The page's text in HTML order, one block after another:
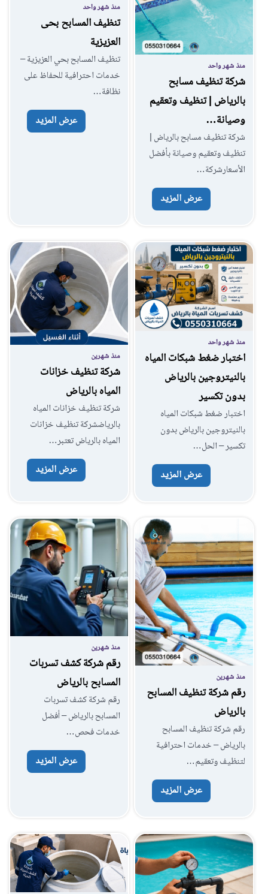
منذ شهر واحد
شركة تنظيف مسابح
بالرياض | تنظيف وتعقيم
وصيانة…
شركة تنظيف مسابح بالرياض |
تنظيف وتعقيم وصيانة بأفضل
الأسعارشركة…
عرض المزيد
منذ شهر واحد
تنظيف المسابح بحى
العزيزية
تنظيف المسابح بحي العزيزية –
خدمات احترافية للحفاظ على
نظافة…
عرض المزيد
منذ شهر واحد
اختبار ضغط شبكات المياه
بالنيتروجين بالرياض
بدون تكسير
اختبار ضغط شبكات المياه
بالنيتروجين بالرياض بدون
تكسير – الحل…
عرض المزيد
منذ شهرين
شركة تنظيف خزانات
المياه بالرياض
شركة تنظيف خزانات المياه
بالرياضشركة تنظيف خزانات
المياه بالرياض تعتبر…
عرض المزيد
منذ شهرين
رقم شركة تنظيف المسابح
بالرياض
رقم شركة تنظيف المسابح
بالرياض – خدمات احترافية
لتنظيف وتعقيم…
عرض المزيد
منذ شهرين
رقم شركة كشف تسربات
المسابح بالرياض
رقم شركة كشف تسربات
المسابح بالرياض – أفضل
خدمات فحص…
عرض المزيد